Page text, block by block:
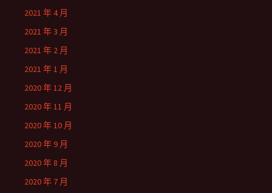
2021 年 4 月
2021 年 3 月
2021 年 2 月
2021 年 1 月
2020 年 12 月
2020 年 11 月
2020 年 10 月
2020 年 9 月
2020 年 8 月
2020 年 7 月